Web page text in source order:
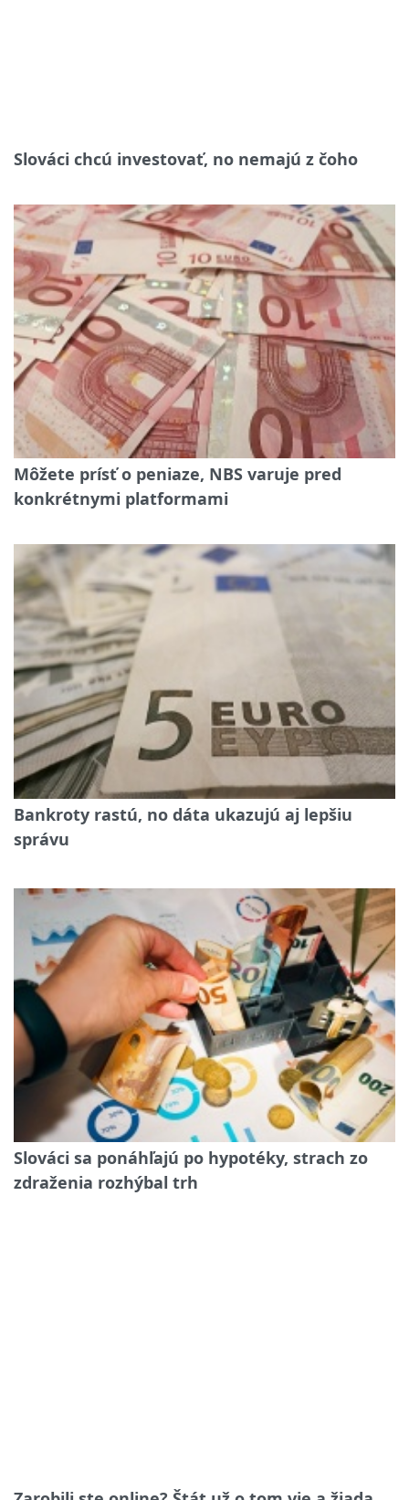
Slováci chcú investovať, no nemajú z čoho
Môžete prísť o peniaze, NBS varuje pred
konkrétnymi platformami
Bankroty rastú, no dáta ukazujú aj lepšiu
správu
Slováci sa ponáhľajú po hypotéky, strach zo
zdraženia rozhýbal trh